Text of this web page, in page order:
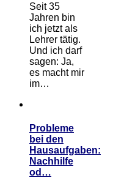
Seit 35
Jahren bin
ich jetzt als
Lehrer tätig.
Und ich darf
sagen: Ja,
es macht mir
im…
Probleme
bei den
Hausaufgaben:
Nachhilfe
od…